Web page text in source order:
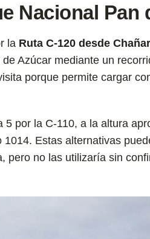
Nacional Pan
la Ruta C-120 desde
Azúcar mediante un
porque permite cargar
por la C-110, a la altura
Estas alternativas
pero no las utilizaría sin